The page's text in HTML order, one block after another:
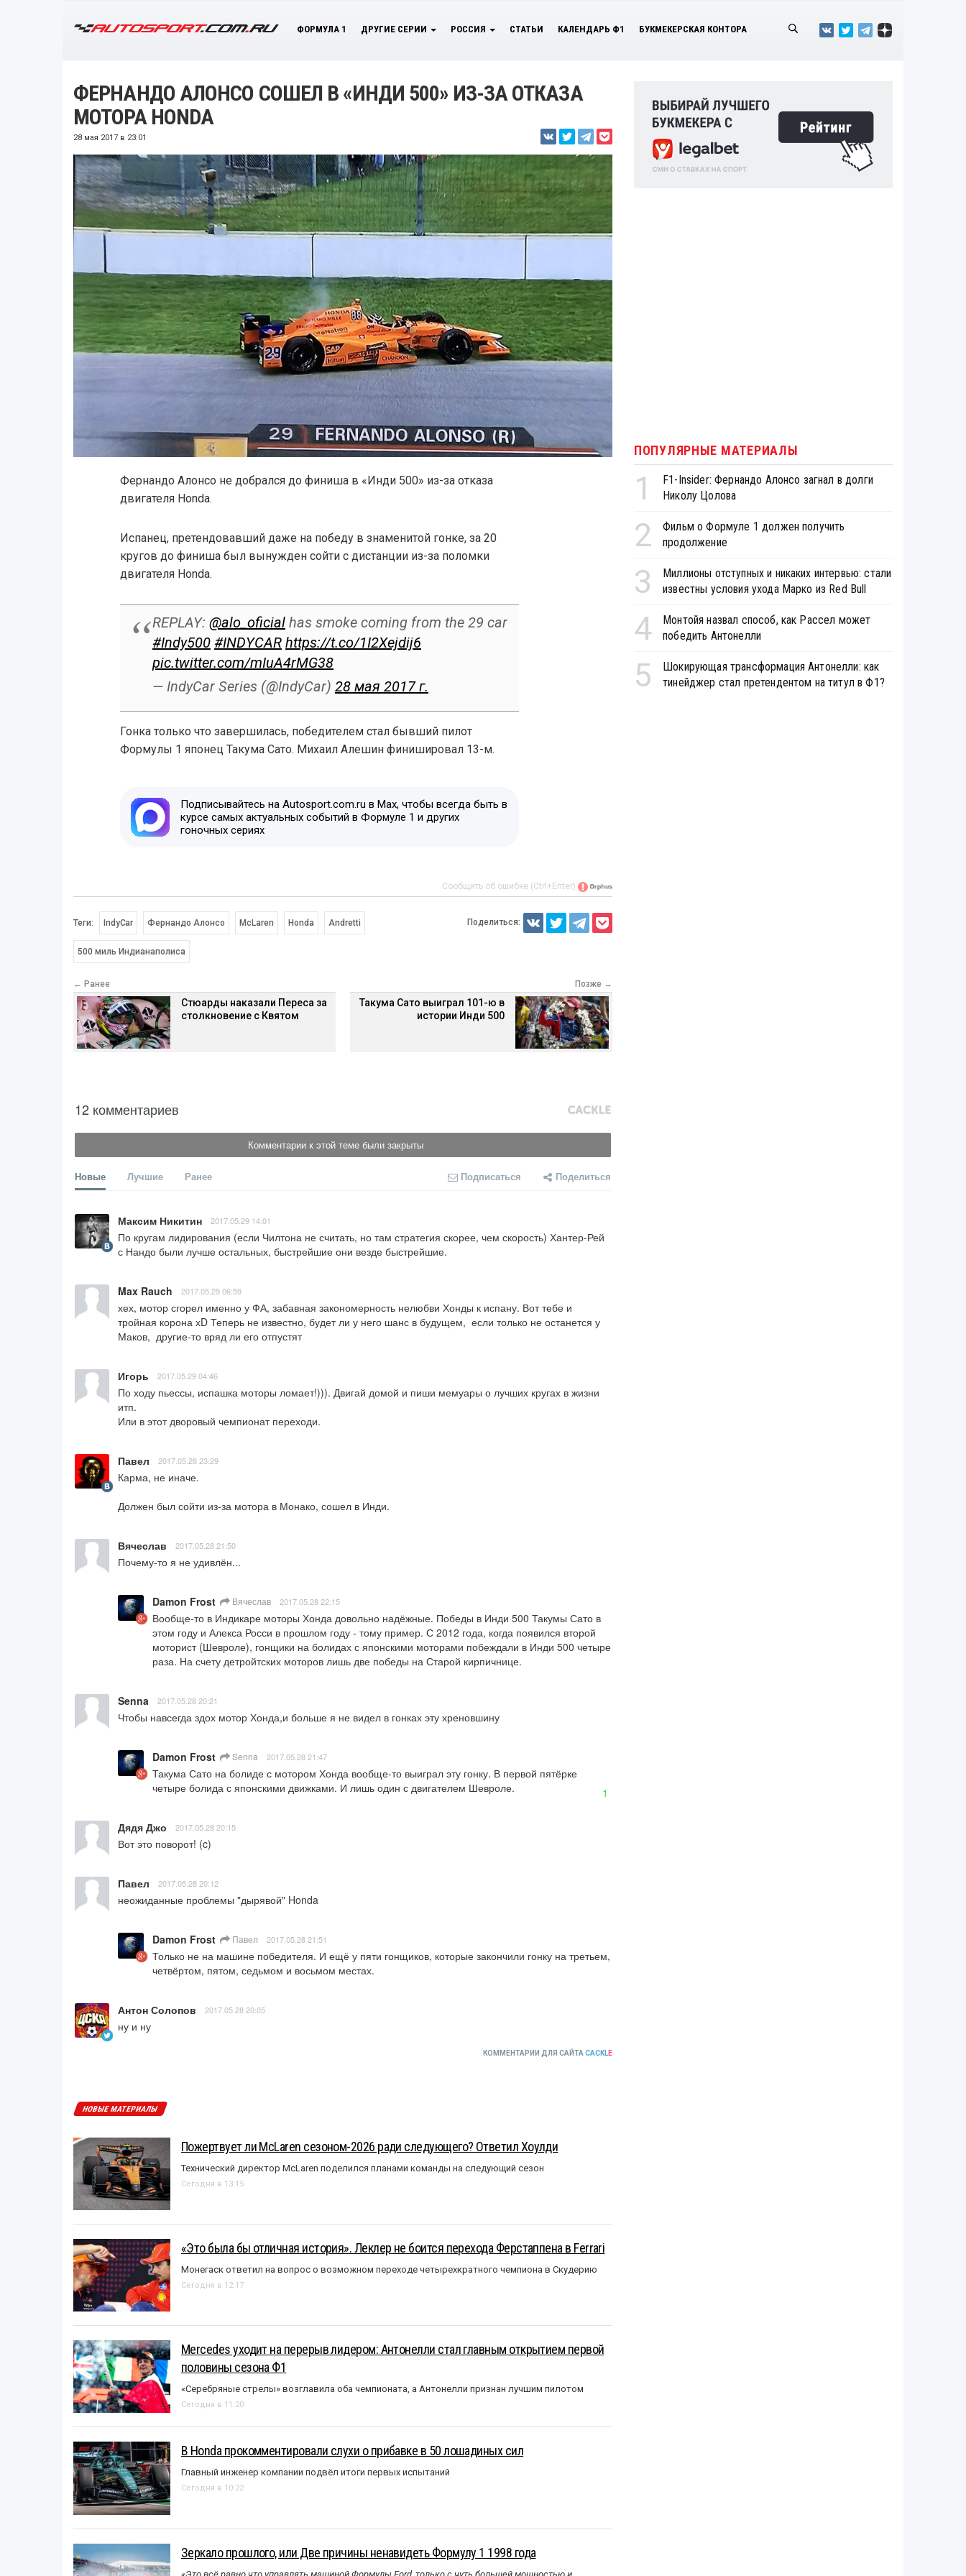
ФОРМУЛА 1 ДРУГИЕ СЕРИИ РОССИЯ СТАТЬИ КАЛЕНДАРЬ Ф1 БУКМЕКЕРСКАЯ КОНТОРА
ФЕРНАНДО АЛОНСО СОШЕЛ В «ИНДИ 500» ИЗ-ЗА ОТКАЗА
МОТОРА HONDA
28 мая 2017 в 23:01
Фернандо Алонсо не добрался до финиша в «Инди 500» из-за отказа
двигателя Honda.
Испанец, претендовавший даже на победу в знаменитой гонке, за 20
кругов до финиша был вынужден сойти с дистанции из-за поломки
двигателя Honda.
REPLAY: @alo_oficialhas smoke coming from the 29 car
#Indy500 #INDYCAR https://t.co/1I2Xejdij6
pic.twitter.com/mIuA4rMG38
— IndyCar Series (@IndyCar) 28 мая 2017 г.
Гонка только что завершилась, победителем стал бывший пилот
Формулы 1 японец Такума Сато. Михаил Алешин финишировал 13-м.
Подписывайтесь на Autosport.com.ru в Max, чтобы всегда быть в
курсе самых актуальных событий в Формуле 1 и других
гоночных сериях
Сообщить об ошибке (Ctrl+Enter)
Теги: IndyCar Фернандо Алонсо McLaren Honda Andretti
500 миль Индианаполиса
Поделиться:
← Ранее
Стюарды наказали Переса за
столкновение с Квятом
Позже →
Такума Сато выиграл 101-ю в
истории Инди 500
12 комментариев
Комментарии к этой теме были закрыты
Новые Лучшие Ранее Подписаться Поделиться
Максим Никитин 2017.05.29 14:01
По кругам лидирования (если Чилтона не считать, но там стратегия скорее, чем скорость) Хантер-Рей
с Нандо были лучше остальных, быстрейшие они везде быстрейшие.
Max Rauch 2017.05.29 06:59
хех, мотор сгорел именно у ФА, забавная закономерность нелюбви Хонды к испану. Вот тебе и
тройная корона хD Теперь не известно, будет ли у него шанс в будущем,  если только не останется у
Маков,  другие-то вряд ли его отпустят
Игорь 2017.05.29 04:46
По ходу пьессы, испашка моторы ломает!))). Двигай домой и пиши мемуары о лучших кругах в жизни
итп.
Или в этот дворовый чемпионат переходи.
Павел 2017.05.28 23:29
Карма, не иначе.
Должен был сойти из-за мотора в Монако, сошел в Инди.
Вячеслав 2017.05.28 21:50
Почему-то я не удивлён...
Damon Frost Вячеслав 2017.05.28 22:15
Вообще-то в Индикаре моторы Хонда довольно надёжные. Победы в Инди 500 Такумы Сато в
этом году и Алекса Росси в прошлом году - тому пример. С 2012 года, когда появился второй
моторист (Шевроле), гонщики на болидах с японскими моторами побеждали в Инди 500 четыре
раза. На счету детройтских моторов лишь две победы на Старой кирпичнице.
Senna 2017.05.28 20:21
Чтобы навсегда здох мотор Хонда,и больше я не видел в гонках эту хреновшину
Damon Frost Senna 2017.05.28 21:47
Такума Сато на болиде с мотором Хонда вообще-то выиграл эту гонку. В первой пятёрке
четыре болида с японскими движками. И лишь один с двигателем Шевроле.
1
Дядя Джо 2017.05.28 20:15
Вот это поворот! (c)
Павел 2017.05.28 20:12
неожиданные проблемы "дырявой" Honda
Damon Frost Павел 2017.05.28 21:51
Только не на машине победителя. И ещё у пяти гонщиков, которые закончили гонку на третьем,
четвёртом, пятом, седьмом и восьмом местах.
Антон Солопов 2017.05.28 20:05
ну и ну
КОММЕНТАРИИ ДЛЯ САЙТА CACKLE
НОВЫЕ МАТЕРИАЛЫ
Пожертвует ли McLaren сезоном-2026 ради следующего? Ответил Хоулди
Технический директор McLaren поделился планами команды на следующий сезон
Сегодня в 13:15
«Это была бы отличная история». Леклер не боится перехода Ферстаппена в Ferrari
Монегаск ответил на вопрос о возможном переходе четырехкратного чемпиона в Скудерию
Сегодня в 12:17
Mercedes уходит на перерыв лидером: Антонелли стал главным открытием первой
половины сезона Ф1
«Серебряные стрелы» возглавила оба чемпионата, а Антонелли признан лучшим пилотом
Сегодня в 11:20
В Honda прокомментировали слухи о прибавке в 50 лошадиных сил
Главный инженер компании подвёл итоги первых испытаний
Сегодня в 10:22
Зеркало прошлого, или Две причины ненавидеть Формулу 1 1998 года
ПОПУЛЯРНЫЕ МАТЕРИАЛЫ
1
F1-Insider: Фернандо Алонсо загнал в долги
Николу Цолова
2
Фильм о Формуле 1 должен получить
продолжение
3
Миллионы отступных и никаких интервью: стали
известны условия ухода Марко из Red Bull
4
Монтойя назвал способ, как Рассел может
победить Антонелли
5
Шокирующая трансформация Антонелли: как
тинейджер стал претендентом на титул в Ф1?